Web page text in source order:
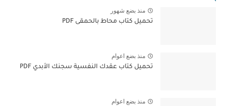
منذ بضع شهور
تحميل كتاب محاط بالحمقى PDF
منذ بضع اعوام
تحميل كتاب عقدك النفسية سجنك الأبدي PDF
منذ بضع اعوام